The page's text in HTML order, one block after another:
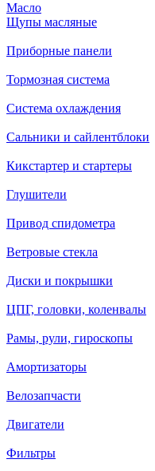
Масло
Щупы масляные
Приборные панели
Тормозная система
Система охлаждения
Сальники и сайлентблоки
Кикстартер и стартеры
Глушители
Привод спидометра
Ветровые стекла
Диски и покрышки
ЦПГ, головки, коленвалы
Рамы, рули, гироскопы
Амортизаторы
Велозапчасти
Двигатели
Фильтры